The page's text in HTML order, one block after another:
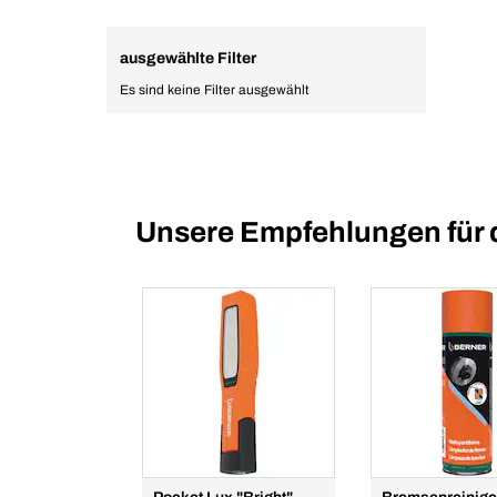
ausgewählte Filter
Es sind keine Filter ausgewählt
Unsere Empfehlungen für